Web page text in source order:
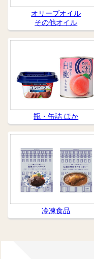
オリーブオイル
その他オイル
瓶・缶詰 ほか
冷凍食品